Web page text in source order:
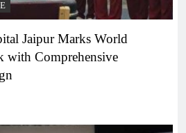
Jaipur Marks World
with Comprehensive